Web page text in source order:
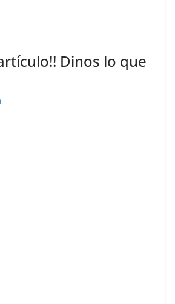
Dinos lo que